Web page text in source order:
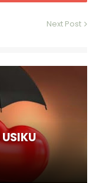
Next Post